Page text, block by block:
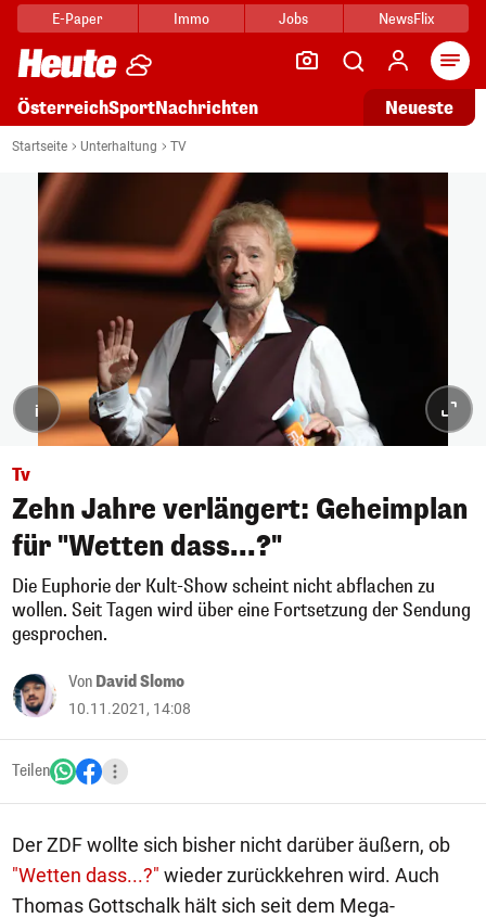
E-Paper Immo Jobs NewsFlix
ÖsterreichSportNachrichten Neueste
Startseite Unterhaltung TV
i
Tv
Zehn Jahre verlängert: Geheimplan
für "Wetten dass...?"
Die Euphorie der Kult-Show scheint nicht abflachen zu
wollen. Seit Tagen wird über eine Fortsetzung der Sendung
gesprochen.
Von David Slomo
10.11.2021, 14:08
Teilen
Der ZDF wollte sich bisher nicht darüber äußern, ob
"Wetten dass...?" wieder zurückkehren wird. Auch
Thomas Gottschalk hält sich seit dem Mega-